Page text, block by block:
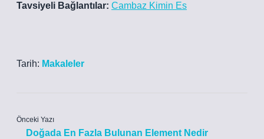
Tavsiyeli Bağlantılar: Cambaz Kimin Es
Tarih: Makaleler
Önceki Yazı
Doğada En Fazla Bulunan Element Nedir